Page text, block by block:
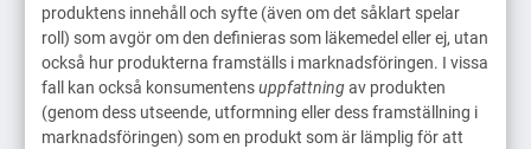
produktens innehåll och syfte (även om det såklart spelar
roll) som avgör om den definieras som läkemedel eller ej, utan
också hur produkterna framställs i marknadsföringen. I vissa
fall kan också konsumentensuppfattningav produkten
(genom dess utseende, utformning eller dess framställning i
marknadsföringen) som en produkt som är lämplig för att